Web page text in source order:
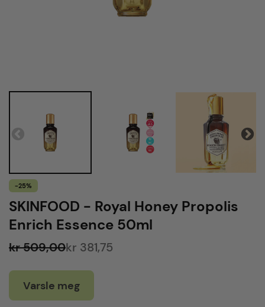
-25%
SKINFOOD - Royal Honey Propolis
Enrich Essence 50ml
kr 509,00kr 381,75
Varsle meg